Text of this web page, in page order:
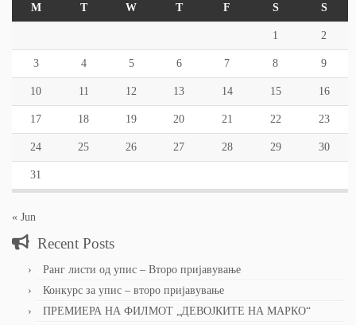
M T W T F S S
1 2
3 4 5 6 7 8 9
10 11 12 13 14 15 16
17 18 19 20 21 22 23
24 25 26 27 28 29 30
31
« Jun
Recent Posts
Ранг листи од упис – Второ пријавување
Конкурс за упис – второ пријавување
ПРЕМИЕРА НА ФИЛМОТ „ДЕВОЈКИТЕ НА МАРКО“